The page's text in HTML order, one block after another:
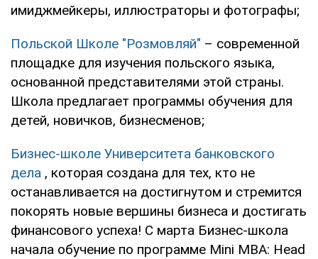
имиджмейкеры, иллюстраторы и фотографы;
Польской Школе "Розмовляй" – современной
площадке для изучения польского языка,
основанной представителями этой страны.
Школа предлагает программы обучения для
детей, новичков, бизнесменов;
Бизнес-школе Университета банковского
дела , которая создана для тех, кто не
останавливается на достигнутом и стремится
покорять новые вершины бизнеса и достигать
финансового успеха! С марта Бизнес-школа
начала обучение по программе Mini МВА: Head